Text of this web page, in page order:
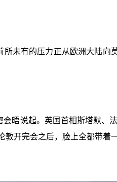
所未有的压力正从欧洲大陆
晤说起。英国首相斯塔默、
开完会之后，脸上全都带着